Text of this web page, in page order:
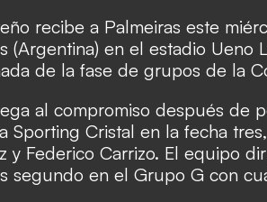
recibe a Palmeiras este
(Argentina) en el estadio Ueno
de la fase de grupos de la
al compromiso después de
Sporting Cristal en la fecha
y Federico Carrizo. El equipo
segundo en el Grupo G con